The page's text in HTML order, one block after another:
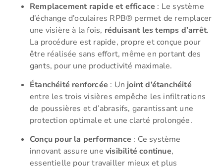
Remplacement rapide et efficace : Le système
d’échange d’oculaires RPB® permet de remplacer
une visière à la fois, réduisant les temps d’arrêt.
La procédure est rapide, propre et conçue pour
être réalisée sans effort, même en portant des
gants, pour une productivité maximale.
Étanchéité renforcée : Un joint d’étanchéité
entre les trois visières empêche les infiltrations
de poussières et d’abrasifs, garantissant une
protection optimale et une clarté prolongée.
Conçu pour la performance : Ce système
innovant assure une visibilité continue,
essentielle pour travailler mieux et plus